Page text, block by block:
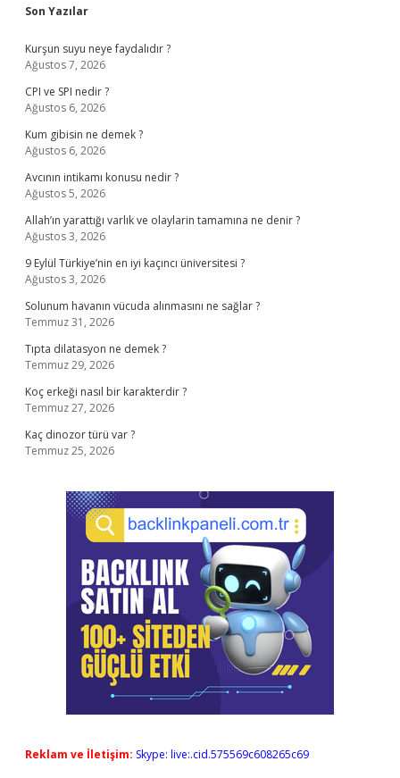
Sidebar
Son Yazılar
Kurşun suyu neye faydalıdır ?
Ağustos 7, 2026
CPI ve SPI nedir ?
Ağustos 6, 2026
Kum gibisin ne demek ?
Ağustos 6, 2026
Avcının intikamı konusu nedir ?
Ağustos 5, 2026
Allah’ın yarattığı varlık ve olaylarin tamamına ne denir ?
Ağustos 3, 2026
9 Eylül Türkiye’nin en iyi kaçıncı üniversitesi ?
Ağustos 3, 2026
Solunum havanın vücuda alınmasını ne sağlar ?
Temmuz 31, 2026
Tıpta dilatasyon ne demek ?
Temmuz 29, 2026
Koç erkeği nasıl bir karakterdir ?
Temmuz 27, 2026
Kaç dinozor türü var ?
Temmuz 25, 2026
Reklam ve İletişim: Skype: live:.cid.575569c608265c69